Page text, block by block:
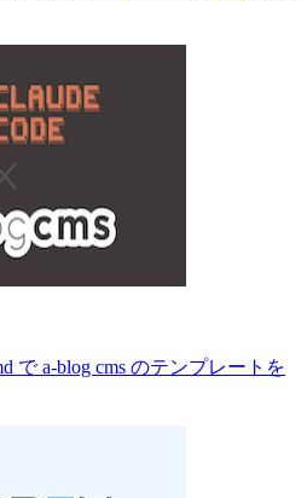
で a-blog cms のテンプレートを